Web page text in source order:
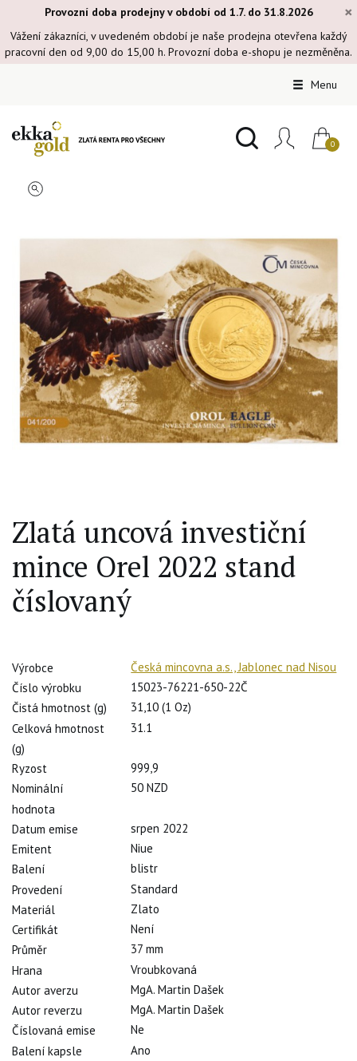
×
Provozní doba prodejny v období od 1.7. do 31.8.2026
Vážení zákazníci, v uvedeném období je naše prodejna otevřena každý
pracovní den od 9,00 do 15,00 h. Provozní doba e-shopu je nezměněna.
Menu
Zlatá uncová investiční
mince Orel 2022 stand
číslovaný
Výrobce
Česká mincovna a.s., Jablonec nad Nisou
Číslo výrobku
15023-76221-650-22Č
Čistá hmotnost (g)
31,10 (1 Oz)
Celková hmotnost
(g)
31.1
Ryzost
999,9
Nominální
hodnota
50 NZD
Datum emise
srpen 2022
Emitent
Niue
Balení
blistr
Provedení
Standard
Materiál
Zlato
Certifikát
Není
Průměr
37 mm
Hrana
Vroubkovaná
Autor averzu
MgA. Martin Dašek
Autor reverzu
MgA. Martin Dašek
Číslovaná emise
Ne
Balení kapsle
Ano